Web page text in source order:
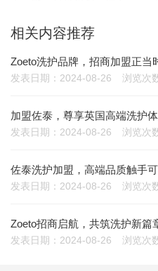
相关内容推荐
Zoeto洗护品牌，招商加盟正当
发表日期：2024-08-26 浏览次
加盟佐泰，尊享英国高端洗护
发表日期：2024-08-26 浏览次
佐泰洗护加盟，高端品质触手可
发表日期：2024-08-26 浏览次
Zoeto招商启航，共筑洗护新篇
发表日期：2024-08-26 浏览次